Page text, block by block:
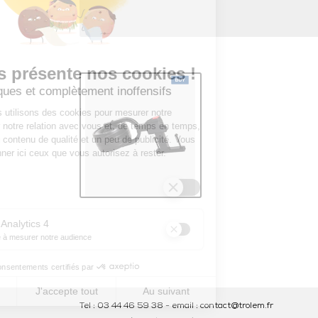
Tel : 03 44 46 59 38 - email : contact@trolem.fr